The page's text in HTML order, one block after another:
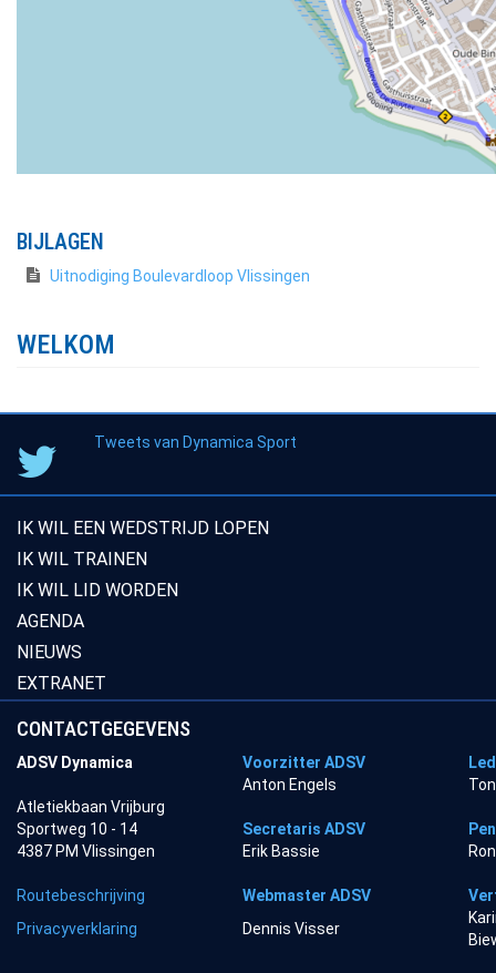
BIJLAGEN
Uitnodiging Boulevardloop Vlissingen
WELKOM
Tweets van Dynamica Sport
IK WIL EEN WEDSTRIJD LOPEN
IK WIL TRAINEN
IK WIL LID WORDEN
AGENDA
NIEUWS
EXTRANET
CONTACTGEGEVENS
ADSV Dynamica Voorzitter ADSV
Anton Engels
Atletiekbaan Vrijburg
Sportweg 10 - 14
Secretaris ADSV
4387 PM Vlissingen
Erik Bassie
Routebeschrijving Webmaster ADSV
Privacyverklaring
Dennis Visser